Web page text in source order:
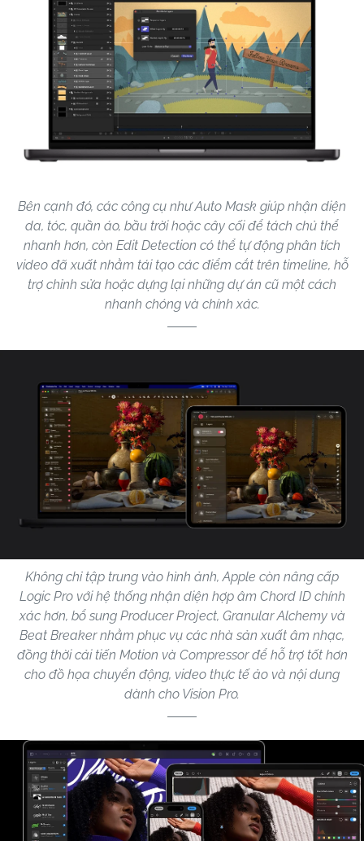
Bên cạnh đó, các công cụ như Auto Mask giúp nhận diện
da, tóc, quần áo, bầu trời hoặc cây cối để tách chủ thể
nhanh hơn, còn Edit Detection có thể tự động phân tích
video đã xuất nhằm tái tạo các điểm cắt trên timeline, hỗ
trợ chỉnh sửa hoặc dựng lại những dự án cũ một cách
nhanh chóng và chính xác.
Không chỉ tập trung vào hình ảnh, Apple còn nâng cấp
Logic Pro với hệ thống nhận diện hợp âm Chord ID chính
xác hơn, bổ sung Producer Project, Granular Alchemy và
Beat Breaker nhằm phục vụ các nhà sản xuất âm nhạc,
đồng thời cải tiến Motion và Compressor để hỗ trợ tốt hơn
cho đồ họa chuyển động, video thực tế ảo và nội dung
dành cho Vision Pro.